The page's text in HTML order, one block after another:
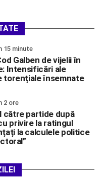
15 minute
Galben de vijelii în
Intensificări ale
torențiale însemnate
2 ore
către partide după
privire la ratingul
la calculele politice